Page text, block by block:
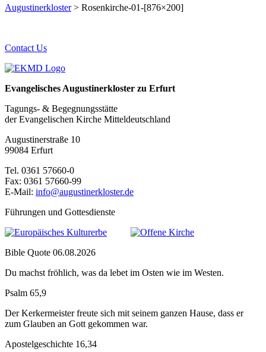
Augustinerkloster> Rosenkirche-01-[876×200]
Contact Us
Evangelisches Augustinerkloster zu Erfurt
Tagungs- & Begegnungsstätte
der Evangelischen Kirche Mitteldeutschland
Augustinerstraße 10
99084 Erfurt
Tel. 0361 57660-0
Fax: 0361 57660-99
E-Mail: info@augustinerkloster.de
Führungen und Gottesdienste
Bible Quote 06.08.2026
Du machst fröhlich, was da lebet im Osten wie im Westen.
Psalm 65,9
Der Kerkermeister freute sich mit seinem ganzen Hause, dass er
zum Glauben an Gott gekommen war.
Apostelgeschichte 16,34